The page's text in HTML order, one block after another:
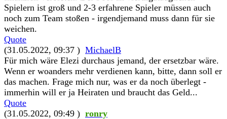
Spielern ist groß und 2-3 erfahrene Spieler müssen auch
noch zum Team stoßen - irgendjemand muss dann für sie
weichen.
Quote
(31.05.2022, 09:37 ) MichaelB
Für mich wäre Elezi durchaus jemand, der ersetzbar wäre.
Wenn er woanders mehr verdienen kann, bitte, dann soll er
das machen. Frage mich nur, was er da noch überlegt -
immerhin will er ja Heiraten und braucht das Geld...
Quote
(31.05.2022, 09:49 ) ronry